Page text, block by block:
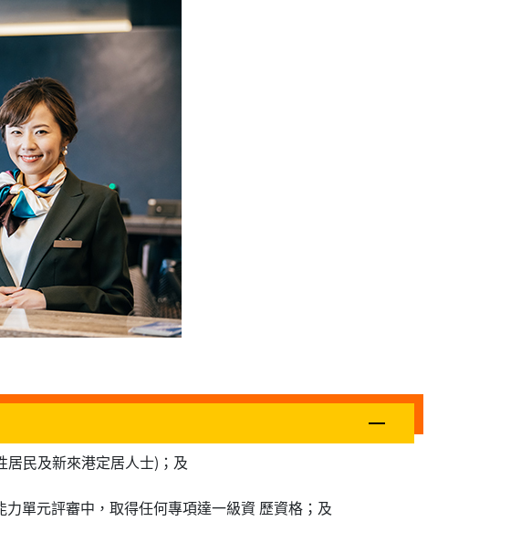
民及新來港定居人士)；及
單元評審中，取得任何專項達一級資 歷資格；及